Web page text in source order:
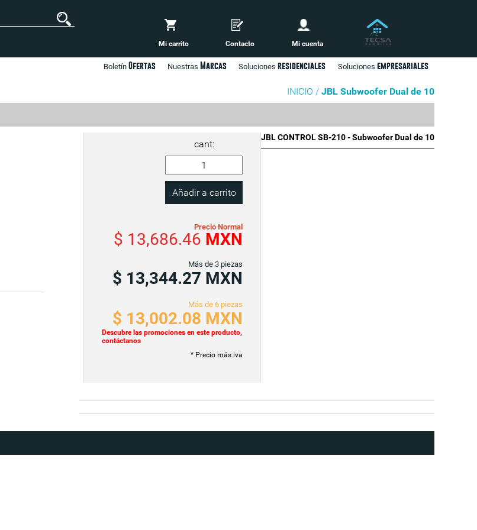
Mi carrito Contacto Mi cuenta
Soluciones empresariales
Soluciones residenciales
Nuestras Marcas
Boletín Ofertas
INICIO / JBL Subwoofer Dual de 10
JBL CONTROL SB-210 - Subwoofer Dual de 10
cant:
Precio Normal
$ 13,686.46 MXN
Más de 3 piezas
$ 13,344.27 MXN
Más de 6 piezas
$ 13,002.08 MXN
Descubre las promociones en este producto,
contáctanos
* Precio más iva